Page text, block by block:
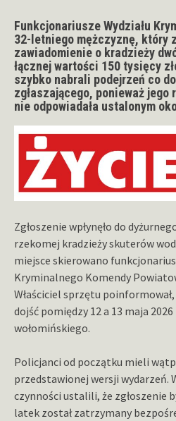
Funkcjonariusze Wydziału
32-letniego mężczyznę, który
zawiadomienie o kradzieży
łącznej wartości 150 tysięcy
szybko nabrali podejrzeń co
zgłaszającego, ponieważ jego
nie odpowiadała ustalonym
Zgłoszenie wpłynęło do
rzekomej kradzieży skuterów
miejsce skierowano
Kryminalnego Komendy
Właściciel sprzętu
dojść pomiędzy 12 a 13 maja
wołomińskiego.
Policjanci od początku mieli
przedstawionej wersji wydarzeń.
czynności ustalili, że zgłoszenie
latek został zatrzymany